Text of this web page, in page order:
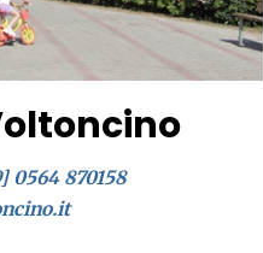
0564 870158